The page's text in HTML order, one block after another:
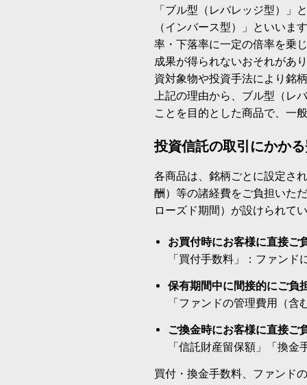
「ブル型（レバレッジ型）」
（インバース型）」といいま
率・下落率に一定の倍率を乗
成果が得られないおそれがあ
資対象物や投資手法により銘
上記の理由から、ブル型（レ
ことを目的とした商品で、一
投資信託の取引にかか
各商品は、銘柄ごとに設定さ
酬）等の諸経費をご負担いた
ローズド期間）が設けられて
お買付時にお客様に直接ご
「買付手数料」：ファンド
保有期間中に間接的にご負
「ファンドの管理費用（
ご換金時にお客様に直接ご
「信託財産留保額」「換
買付・換金手数料、ファンド